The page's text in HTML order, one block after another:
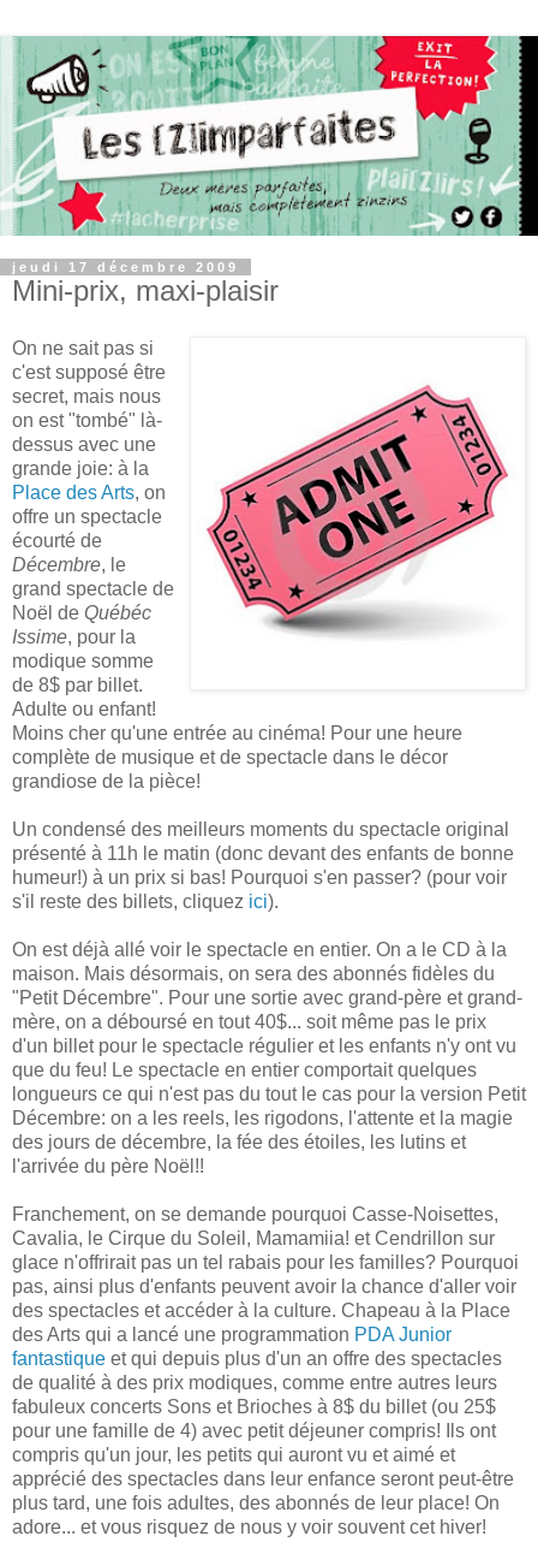
jeudi 17 décembre 2009
Mini-prix, maxi-plaisir
On ne sait pas si
c'est supposé être
secret, mais nous
on est "tombé" là-
dessus avec une
grande joie: à la
Place des Arts, on
offre un spectacle
écourté de
Décembre, le
grand spectacle de
Noël de Québéc
Issime, pour la
modique somme
de 8$ par billet.
Adulte ou enfant!
Moins cher qu'une entrée au cinéma! Pour une heure
complète de musique et de spectacle dans le décor
grandiose de la pièce!
Un condensé des meilleurs moments du spectacle original
présenté à 11h le matin (donc devant des enfants de bonne
humeur!) à un prix si bas! Pourquoi s'en passer? (pour voir
s'il reste des billets, cliquez ici).
On est déjà allé voir le spectacle en entier. On a le CD à la
maison. Mais désormais, on sera des abonnés fidèles du
"Petit Décembre". Pour une sortie avec grand-père et grand-
mère, on a déboursé en tout 40$... soit même pas le prix
d'un billet pour le spectacle régulier et les enfants n'y ont vu
que du feu! Le spectacle en entier comportait quelques
longueurs ce qui n'est pas du tout le cas pour la version Petit
Décembre: on a les reels, les rigodons, l'attente et la magie
des jours de décembre, la fée des étoiles, les lutins et
l'arrivée du père Noël!!
Franchement, on se demande pourquoi Casse-Noisettes,
Cavalia, le Cirque du Soleil, Mamamiia! et Cendrillon sur
glace n'offrirait pas un tel rabais pour les familles? Pourquoi
pas, ainsi plus d'enfants peuvent avoir la chance d'aller voir
des spectacles et accéder à la culture. Chapeau à la Place
des Arts qui a lancé une programmation PDA Junior
fantastique et qui depuis plus d'un an offre des spectacles
de qualité à des prix modiques, comme entre autres leurs
fabuleux concerts Sons et Brioches à 8$ du billet (ou 25$
pour une famille de 4) avec petit déjeuner compris! Ils ont
compris qu'un jour, les petits qui auront vu et aimé et
apprécié des spectacles dans leur enfance seront peut-être
plus tard, une fois adultes, des abonnés de leur place! On
adore... et vous risquez de nous y voir souvent cet hiver!